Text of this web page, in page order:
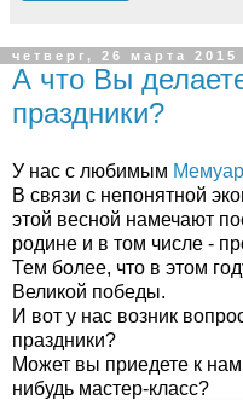
четверг, 26 марта 2015
А что Вы
праздники?
У нас с любимым
В связи с непонятной
этой весной намечают
родине и в том числе -
Тем более, что в этом
Великой победы.
И вот у нас возник
праздники?
Может вы приедете к нам
нибудь мастер-класс?